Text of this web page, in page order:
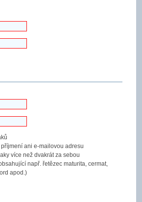
ani e-mailovou adresu
více než dvakrát za sebou
např. řetězec maturita, cermat,
apod.)